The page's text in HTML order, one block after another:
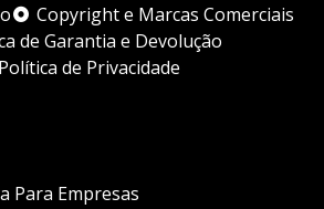
Copyright e Marcas Comerciais
de Garantia e Devolução
Política de Privacidade
Para Empresas